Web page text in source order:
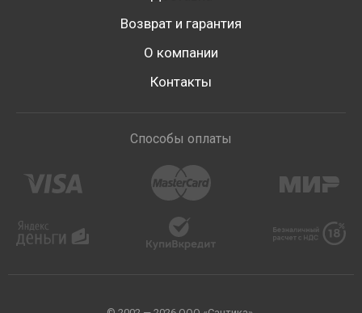
Возврат и гарантия
О компании
Контакты
Способы оплаты